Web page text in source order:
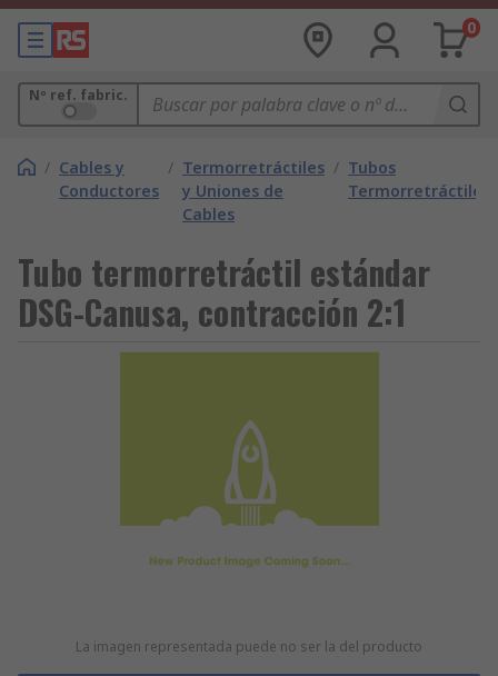
0
Nº ref. fabric.
/ Cables y
Conductores
/ Termorretráctiles
y Uniones de
Cables
/ Tubos
Termorretráctiles
Tubo termorretráctil estándar
DSG-Canusa, contracción 2:1
La imagen representada puede no ser la del producto